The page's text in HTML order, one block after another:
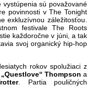
sú považované
povinnosti v The Tonight
exkluzívnou záležitosťou.
festivale The Roots
každoročne v júni, a tak
svoj organický hip-hop
rokov spolužiaci z
Thompson a
. Partia pouličných